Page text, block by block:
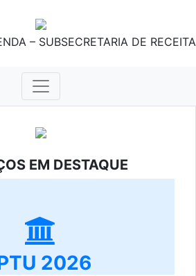
– SUBSECRETARIA DE RECEITA
EM DESTAQUE
2026